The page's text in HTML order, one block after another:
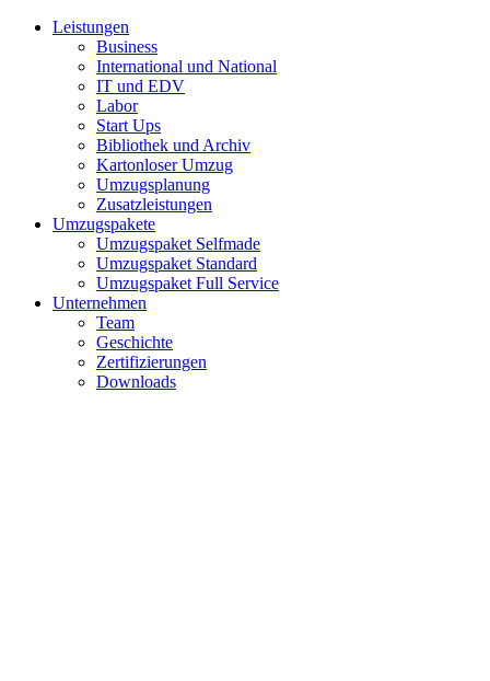
Leistungen
Business
International und National
IT und EDV
Labor
Start Ups
Bibliothek und Archiv
Kartonloser Umzug
Umzugsplanung
Zusatzleistungen
Umzugspakete
Umzugspaket Selfmade
Umzugspaket Standard
Umzugspaket Full Service
Unternehmen
Team
Geschichte
Zertifizierungen
Downloads